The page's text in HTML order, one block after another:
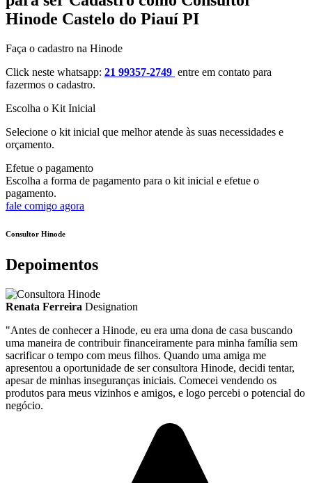
Hinode Castelo do Piauí PI
Faça o cadastro na Hinode
Click neste whatsapp: 21 99357-2749 entre em contato para
fazermos o cadastro.
Escolha o Kit Inicial
Selecione o kit inicial que melhor atende às suas necessidades e
orçamento.
Efetue o pagamento
Escolha a forma de pagamento para o kit inicial e efetue o
pagamento.
fale comigo agora
Consultor Hinode
Depoimentos
Renata Ferreira Designation
"Antes de conhecer a Hinode, eu era uma dona de casa buscando
uma maneira de contribuir financeiramente para minha família sem
sacrificar o tempo com meus filhos. Quando uma amiga me
apresentou a oportunidade de ser consultora Hinode, decidi tentar,
apesar de minhas inseguranças iniciais. Comecei vendendo os
produtos para meus vizinhos e amigos, e logo percebi o potencial do
negócio.